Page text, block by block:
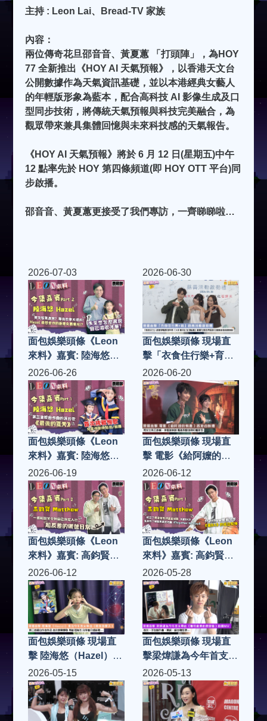
主持 : Leon Lai、Bread-TV 家族
內容：
兩位傳奇花旦邵音音、黃夏蕙 「打頭陣」，為HOY
77 全新推出《HOY AI 天氣預報》，以香港天文台
公開數據作為天氣資訊基礎，並以本港經典女藝人
的年輕版形象為藍本，配合高科技 AI 影像生成及口
型同步技術，將傳統天氣預報與科技完美融合，為
觀眾帶來兼具集體回憶與未來科技感的天氣報告。
《HOY AI 天氣預報》將於 6 月 12 日(星期五)中午
12 點率先於 HOY 第四條頻道(即 HOY OTT 平台)同
步啟播。
邵音音、黃夏蕙更接受了我們專訪，一齊睇睇啦…
2026-07-03
面包娛樂頭條《Leon
來料》嘉賓: 陸海悠
Hazel (Part 2)
2026-06-30
面包娛樂頭條 現場直
擊「衣食住行樂+育」
慈善活動啟動禮「慈善
女王」趙曾學韞教授率
領「大中華文化全球協
會」凝聚社會各界慈善
力量 籌款助基層家庭
2026-06-26
面包娛樂頭條《Leon
來料》嘉賓: 陸海悠
Hazel (Part 1)
2026-06-20
面包娛樂頭條 現場直
擊 電影《給阿嬤的情
書》香港首映禮 男女
主角王彥桐、李思潼來
港 驚喜與劉德華同場
見面
2026-06-19
面包娛樂頭條《Leon
來料》嘉賓: 高鈞賢
Matthew (Part 2)
2026-06-12
面包娛樂頭條《Leon
來料》嘉賓: 高鈞賢
Matthew (Part 1)
2026-06-12
面包娛樂頭條 現場直
擊 陸海悠（Hazel）推
出今年首支單曲《最後
的夏天》 第三首親自
作曲作品 首次挑戰慢
歌 專訪陸海悠 分享並
2026-05-28
面包娛樂頭條 現場直
擊梁煒謙為今年首支單
曲《無可救藥的戀愛
腦》拍攝MV 首次一手
包辦作曲、填詞、編曲
和監製
2026-05-15 2026-05-13